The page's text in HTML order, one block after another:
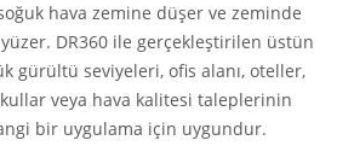
hava zemine düşer ve zeminde
DR360 ile gerçekleştirilen üstün
gürültü seviyeleri, ofis alanı, oteller,
veya hava kalitesi taleplerinin
bir uygulama için uygundur.